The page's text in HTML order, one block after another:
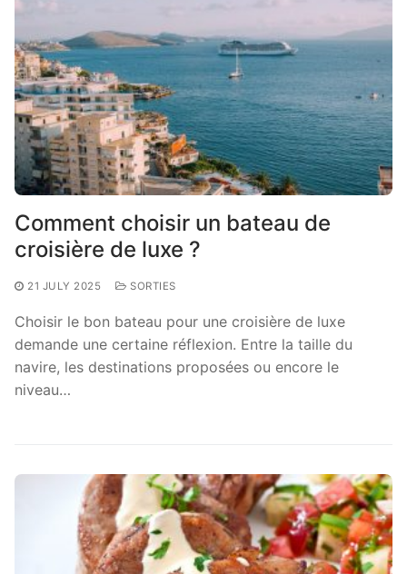
Comment choisir un bateau de
croisière de luxe ?
21 JULY 2025 SORTIES
Choisir le bon bateau pour une croisière de luxe
demande une certaine réflexion. Entre la taille du
navire, les destinations proposées ou encore le
niveau…